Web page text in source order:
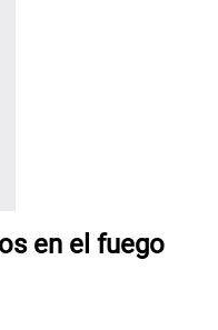
en el fuego